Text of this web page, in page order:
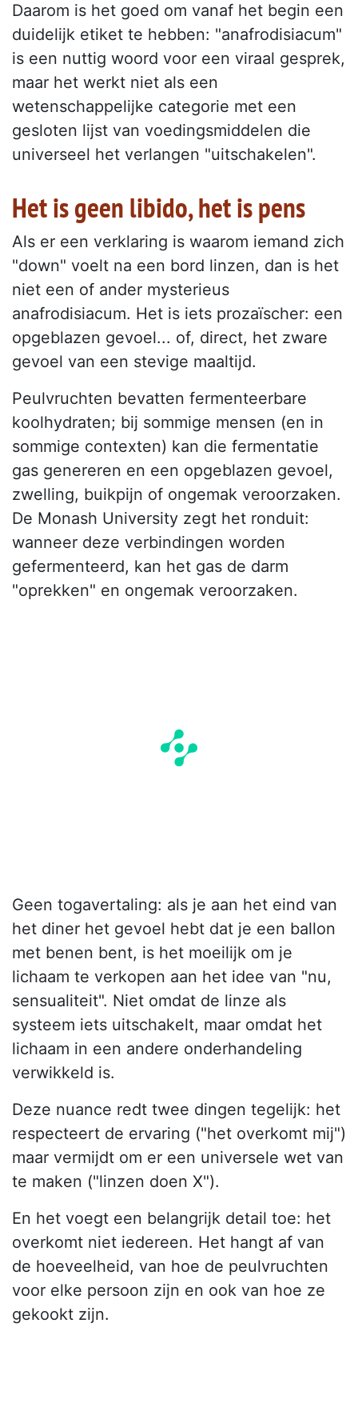
Daarom is het goed om vanaf het begin een
duidelijk etiket te hebben: "anafrodisiacum"
is een nuttig woord voor een viraal gesprek,
maar het werkt niet als een
wetenschappelijke categorie met een
gesloten lijst van voedingsmiddelen die
universeel het verlangen "uitschakelen".
Het is geen libido, het is pens
Als er een verklaring is waarom iemand zich
"down" voelt na een bord linzen, dan is het
niet een of ander mysterieus
anafrodisiacum. Het is iets prozaïscher: een
opgeblazen gevoel... of, direct, het zware
gevoel van een stevige maaltijd.
Peulvruchten bevatten fermenteerbare
koolhydraten; bij sommige mensen (en in
sommige contexten) kan die fermentatie
gas genereren en een opgeblazen gevoel,
zwelling, buikpijn of ongemak veroorzaken.
De Monash University zegt het ronduit:
wanneer deze verbindingen worden
gefermenteerd, kan het gas de darm
"oprekken" en ongemak veroorzaken.
Geen togavertaling: als je aan het eind van
het diner het gevoel hebt dat je een ballon
met benen bent, is het moeilijk om je
lichaam te verkopen aan het idee van "nu,
sensualiteit". Niet omdat de linze als
systeem iets uitschakelt, maar omdat het
lichaam in een andere onderhandeling
verwikkeld is.
Deze nuance redt twee dingen tegelijk: het
respecteert de ervaring ("het overkomt mij")
maar vermijdt om er een universele wet van
te maken ("linzen doen X").
En het voegt een belangrijk detail toe: het
overkomt niet iedereen. Het hangt af van
de hoeveelheid, van hoe de peulvruchten
voor elke persoon zijn en ook van hoe ze
gekookt zijn.